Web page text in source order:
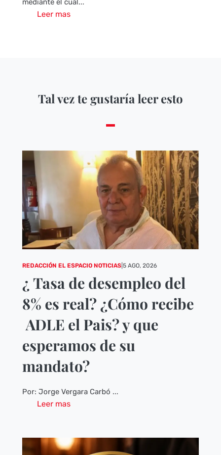
mediante el cual...
Leer mas
Tal vez te gustaría leer esto
REDACCIÓN EL ESPACIO NOTICIAS| 5 AGO, 2026
¿ Tasa de desempleo del
8% es real? ¿Cómo recibe
ADLE el Pais? y que
esperamos de su
mandato?
Por: Jorge Vergara Carbó ...
Leer mas